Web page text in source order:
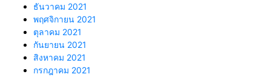
ธันวาคม 2021
พฤศจิกายน 2021
ตุลาคม 2021
กันยายน 2021
สิงหาคม 2021
กรกฎาคม 2021